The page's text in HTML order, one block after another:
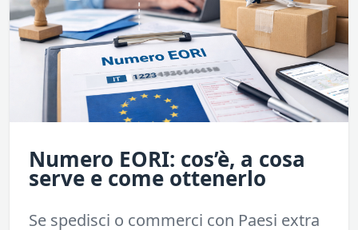
Numero EORI: cos’è, a cosa
serve e come ottenerlo
Se spedisci o commerci con Paesi extra